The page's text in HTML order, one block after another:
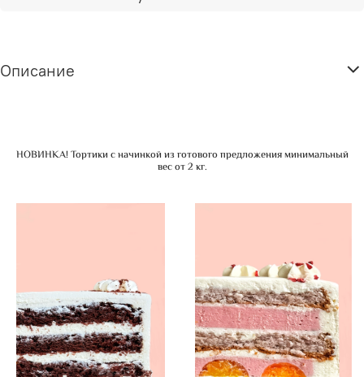
Описание
НОВИНКА! Тортики с начинкой из готового предложения минимальный
вес от 2 кг.